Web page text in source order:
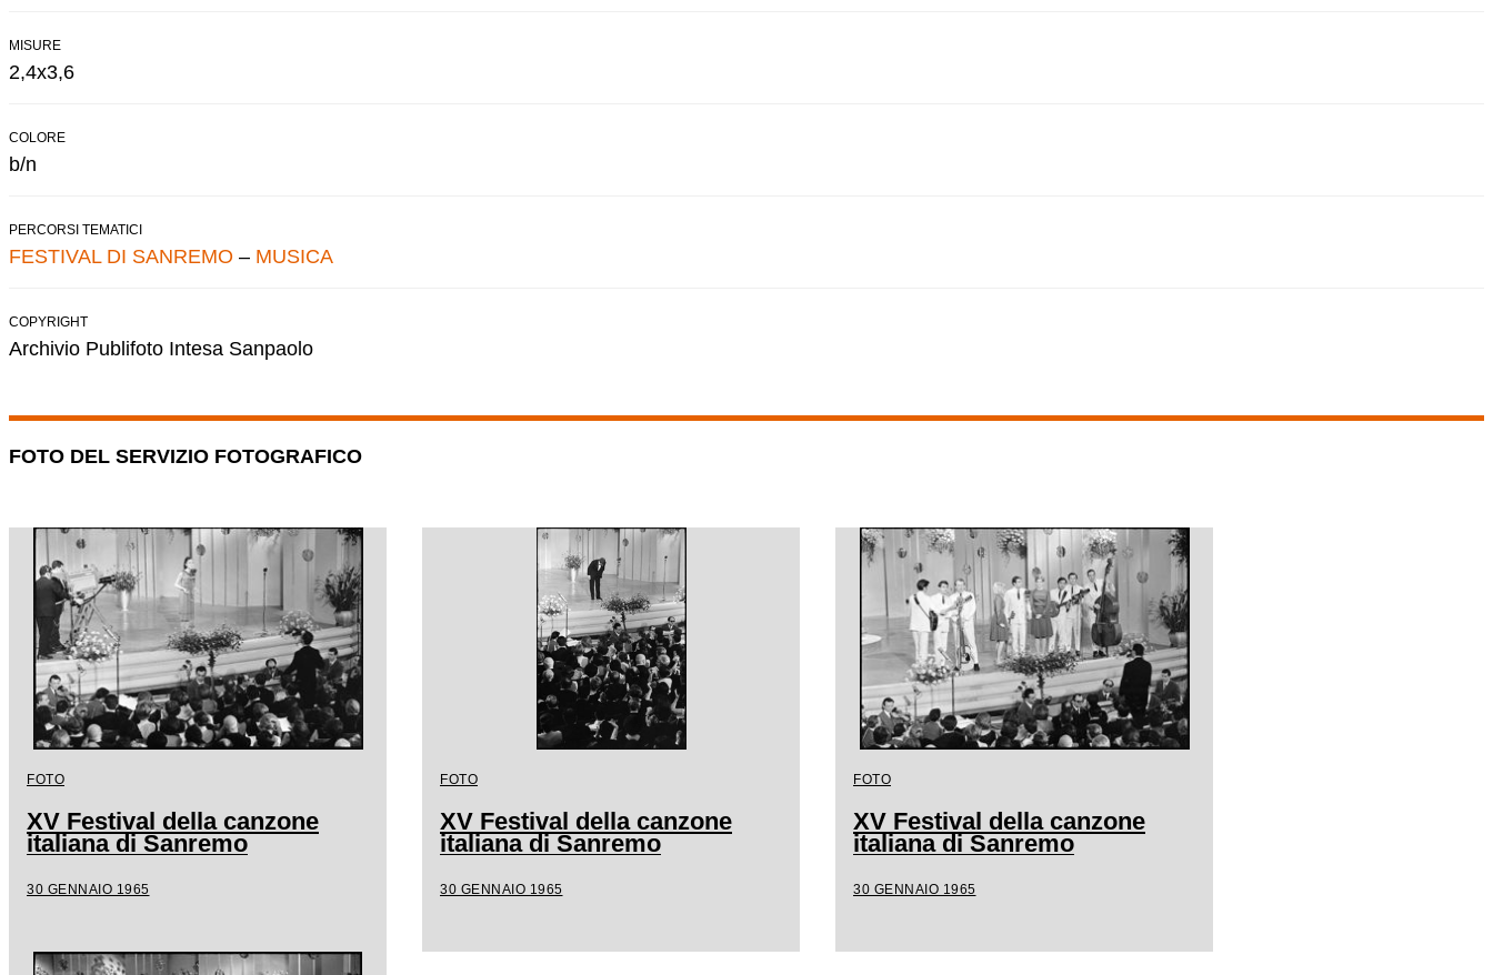
MISURE
2,4x3,6
COLORE
b/n
PERCORSI TEMATICI
FESTIVAL DI SANREMO – MUSICA
COPYRIGHT
Archivio Publifoto Intesa Sanpaolo
FOTO DEL SERVIZIO FOTOGRAFICO
FOTO
XV Festival della canzone
italiana di Sanremo
30 GENNAIO 1965
FOTO
XV Festival della canzone
italiana di Sanremo
30 GENNAIO 1965
FOTO
XV Festival della canzone
italiana di Sanremo
30 GENNAIO 1965